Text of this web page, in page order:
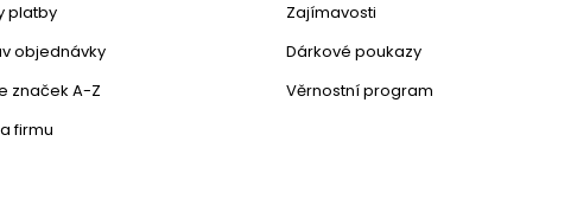
platby
objednávky
značek A-Z
firmu
Zajímavosti
Dárkové poukazy
Věrnostní program